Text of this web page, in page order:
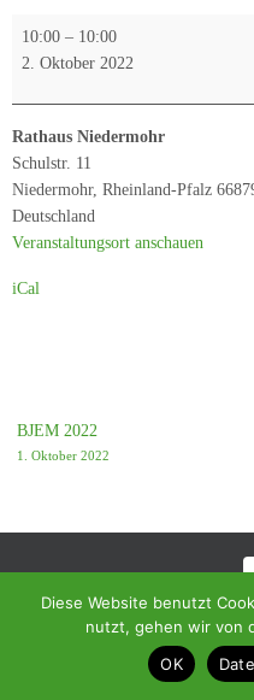
Kreisliga:
SG
Niedermohr
4
-
SK
Lauterecken
1963
10:00 – 10:00
2. Oktober 2022
Rathaus Niedermohr
Schulstr. 11
Niedermohr, Rheinland-Pfalz
Deutschland
Veranstaltungsort anschauen
iCal
BJEM 2022
1. Oktober 2022
Diese Website benutzt
nutzt, gehen wir von
OK